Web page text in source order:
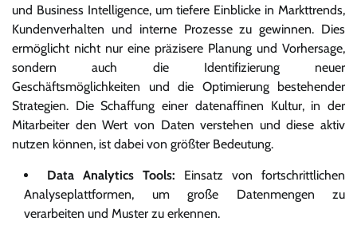
und Business Intelligence, um tiefere Einblicke in Markttrends,
Kundenverhalten und interne Prozesse zu gewinnen. Dies
ermöglicht nicht nur eine präzisere Planung und Vorhersage,
sondern auch die Identifizierung neuer
Geschäftsmöglichkeiten und die Optimierung bestehender
Strategien. Die Schaffung einer datenaffinen Kultur, in der
Mitarbeiter den Wert von Daten verstehen und diese aktiv
nutzen können, ist dabei von größter Bedeutung.
Data Analytics Tools: Einsatz von fortschrittlichen
Analyseplattformen, um große Datenmengen zu
verarbeiten und Muster zu erkennen.